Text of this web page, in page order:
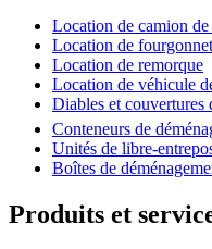
Location de camion de
Location de
Location de remorque
Location de véhicule
Diables et couvertures
Conteneurs de
Unités de libre-
Boîtes de
Produits et